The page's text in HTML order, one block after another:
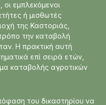
εμπλεκόμενοι
ή μισθωτές
της Καστοριάς,
την καταβολή
Η πρακτική αυτή
επί σειρά ετών,
καταβολής αγροτικών
του δικαστηρίου να